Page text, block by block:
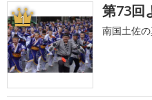
1 第73回
南国土佐